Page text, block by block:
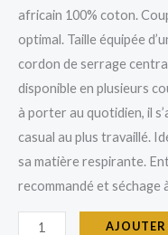
africain 100% coton.
optimal. Taille équipée
cordon de serrage
disponible en plusieurs
à porter au quotidien, il
casual au plus travaillé.
sa matière respirante.
recommandé et séchage
AJOUTER